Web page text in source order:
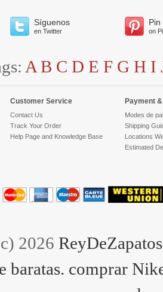
Síguenos
en Twitter
Pin
on
A B C D E F G H I
Customer Service
Contact Us
Track Your Order
Help Page and Knowledge Base
Payment
Modes de
Shipping
Locations
Estimated
2026
baratas. comprar